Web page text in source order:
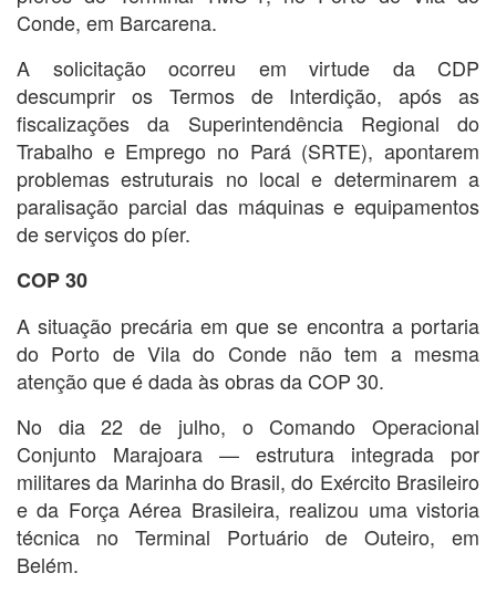
Conde, em Barcarena.
A solicitação ocorreu em virtude da CDP
descumprir os Termos de Interdição, após as
fiscalizações da Superintendência Regional do
Trabalho e Emprego no Pará (SRTE), apontarem
problemas estruturais no local e determinarem a
paralisação parcial das máquinas e equipamentos
de serviços do píer.
COP 30
A situação precária em que se encontra a portaria
do Porto de Vila do Conde não tem a mesma
atenção que é dada às obras da COP 30.
No dia 22 de julho, o Comando Operacional
Conjunto Marajoara — estrutura integrada por
militares da Marinha do Brasil, do Exército Brasileiro
e da Força Aérea Brasileira, realizou uma vistoria
técnica no Terminal Portuário de Outeiro, em
Belém.